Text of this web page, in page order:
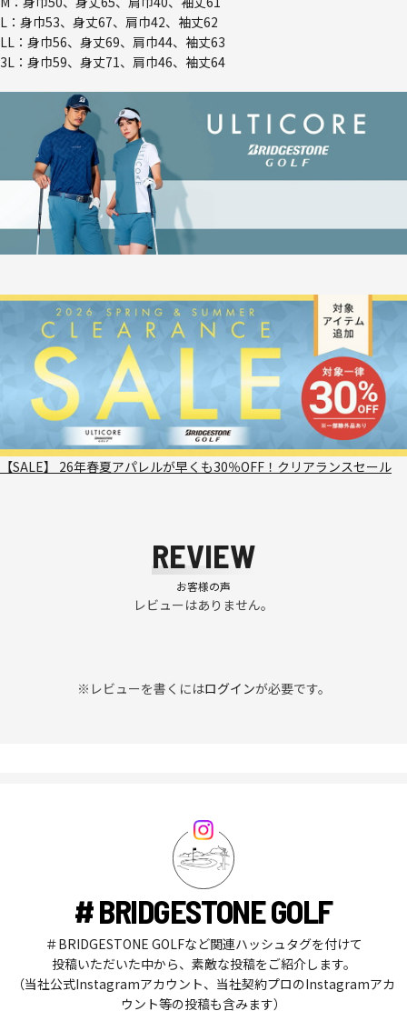
L：身巾53、身丈67、肩巾42、袖丈62
LL：身巾56、身丈69、肩巾44、袖丈63
3L：身巾59、身丈71、肩巾46、袖丈64
【SALE】 26年春夏アパレルが早くも30％OFF！クリアランスセール
REVIEW
お客様の声
レビューはありません。
※レビューを書くにはログインが必要です。
# BRIDGESTONE GOLF
＃BRIDGESTONE GOLFなど関連ハッシュタグを付けて
投稿いただいた中から、素敵な投稿をご紹介します。
（当社公式Instagramアカウント、当社契約プロのInstagramアカ
ウント等の投稿も含みます）